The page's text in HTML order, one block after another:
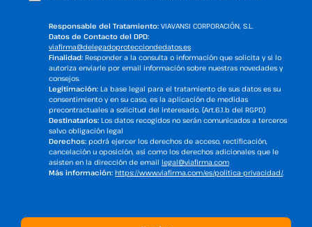
Responsable del Tratamiento: VIAVANSI CORPORACIÓN, S.L.
Datos de Contacto del DPD:
viafirma@delegadoprotecciondedatos.es
Finalidad: Responder a la consulta o información que solicita y si lo
autoriza enviarle por email información sobre nuestras novedades y
consejos.
Legitimación: La base legal para el tratamiento de sus datos es su
consentimiento y en su caso, es la aplicación de medidas
precontractuales a solicitud del interesado. (Art.6.1.b del RGPD)
Destinatarios: Los datos recogidos no serán comunicados a terceros
salvo obligación legal
Derechos: podrá ejercer los derechos de acceso, rectificación,
cancelación u oposición, así como los derechos adicionales que le
asisten en la dirección de email legal@viafirma.com
Más información: https://www.viafirma.com/es/politica-privacidad/.